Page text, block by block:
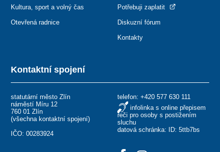
Kontaktní spojení
statutární město Zlín
náměstí Míru 12
760 01 Zlín
(všechna kontaktní spojení)
IČO: 00283924
telefon: +420 577 630 111
infolinka s online přepisem
řeči pro osoby s postižením
sluchu
datová schránka: ID: 5ttb7bs
Kultura, sport a volný čas
Otevřená radnice
Potřebuji zaplatit
Diskuzní fórum
Kontakty